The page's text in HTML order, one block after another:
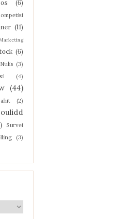
(6)
(11)
(6)
Nulis (3)
(4)
(44)
(2)
Survei
(3)